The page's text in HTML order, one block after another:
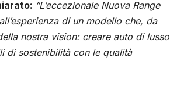
“L’eccezionale Nuova Range
di un modello che, da
nostra vision: creare auto di lusso
di sostenibilità con le qualità